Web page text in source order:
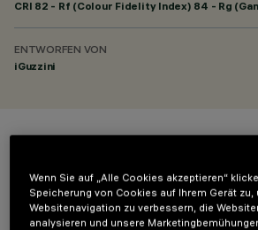
CRI 82 - Rf (Colour Fidelity Index) 84 - Rg
ENTWORFEN VON
iGuzzini
Wenn Sie auf „Alle Cookies akzeptieren“
Speicherung von Cookies auf Ihrem Gerät zu,
Websitenavigation zu verbessern, die
analysieren und unsere